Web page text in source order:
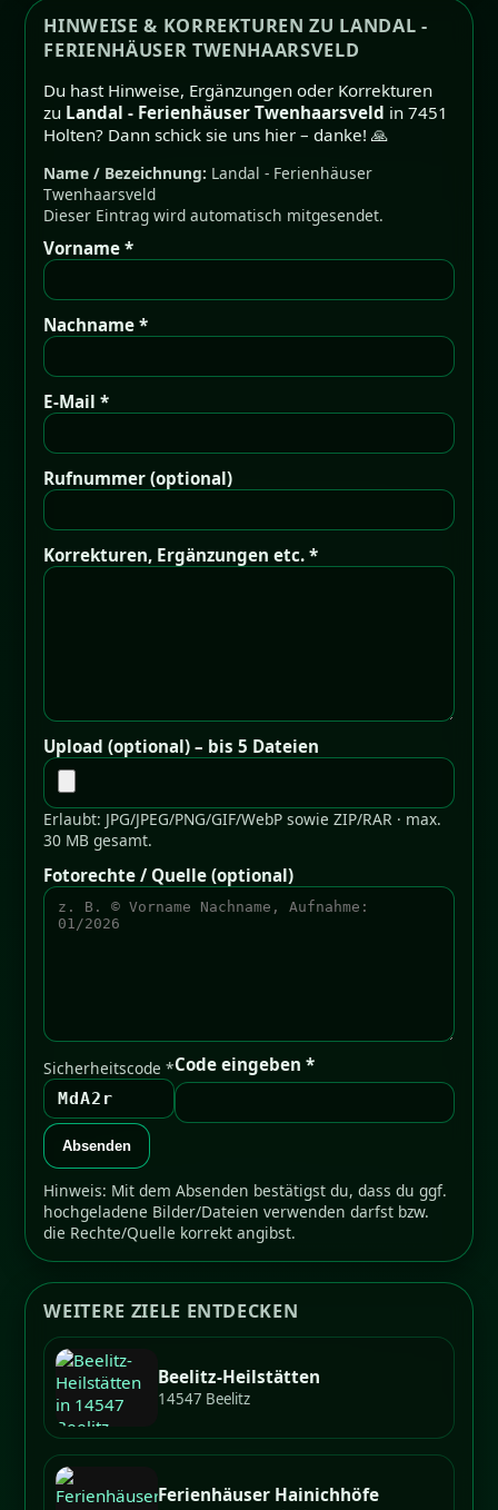
HINWEISE & KORREKTUREN ZU LANDAL -
FERIENHÄUSER TWENHAARSVELD
Du hast Hinweise, Ergänzungen oder Korrekturen
zu Landal - Ferienhäuser Twenhaarsveld in 7451
Holten? Dann schick sie uns hier – danke! 🙏
Name / Bezeichnung: Landal - Ferienhäuser
Twenhaarsveld
Dieser Eintrag wird automatisch mitgesendet.
Vorname *
Nachname *
E-Mail *
Rufnummer (optional)
Korrekturen, Ergänzungen etc. *
Upload (optional) – bis 5 Dateien
Erlaubt: JPG/JPEG/PNG/GIF/WebP sowie ZIP/RAR · max.
30 MB gesamt.
Fotorechte / Quelle (optional)
Sicherheitscode *
MdA2r
Code eingeben *
Absenden
Hinweis: Mit dem Absenden bestätigst du, dass du ggf.
hochgeladene Bilder/Dateien verwenden darfst bzw.
die Rechte/Quelle korrekt angibst.
WEITERE ZIELE ENTDECKEN
Beelitz-Heilstätten
14547 Beelitz
Ferienhäuser Hainichhöfe